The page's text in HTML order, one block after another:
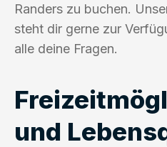
Randers zu buchen.
steht dir gerne zur
alle deine Fragen.
und